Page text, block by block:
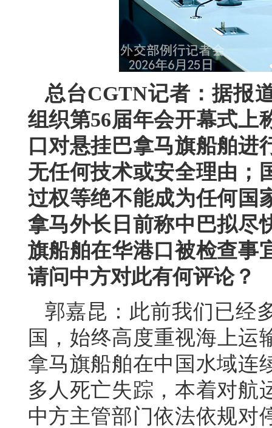
总台CGTN记者：据报
组织第56届年会开幕式上
口对悬挂巴拿马旗船舶进
无任何技术或安全理由；
过权等绝不能成为任何国
拿马外长日前称中巴拟尽
旗船舶在华港口被检查事
请问中方对此有何评论？
郭嘉昆：此前我们已经
国，始终高度重视海上运
拿马旗船舶在中国水域连
多人死亡失踪，本着对航
中方主管部门依法依规对